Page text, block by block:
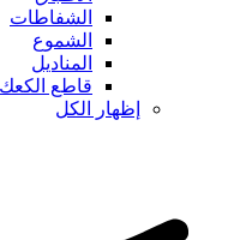
الشفاطات
الشموع
المناديل
قاطع الكعك
إظهار الكل